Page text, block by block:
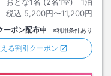
おとな1名 (2名1室)｜ 1泊
税込 5,200円〜11,200円
ーポン配布中 ※利用条件あり
る割引クーポン